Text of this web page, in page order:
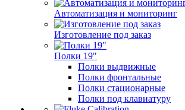
Автоматизация и мониторинг
Изготовление под заказ
Полки 19"
Полки выдвижные
Полки фронтальные
Полки стационарные
Полки под клавиатуру